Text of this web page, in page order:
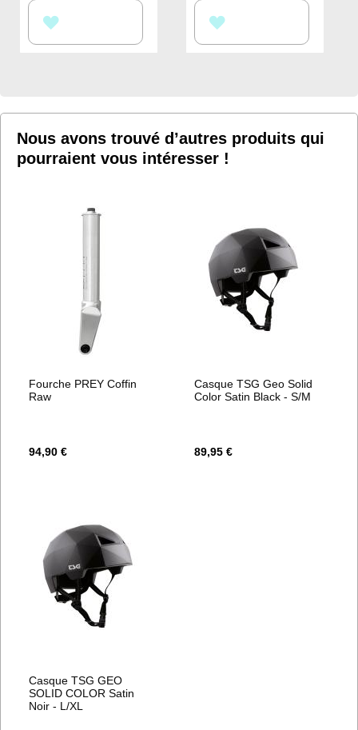
À
D’ENVIE
À
D’ENVIE
Nous avons trouvé d’autres produits qui
pourraient vous intéresser !
Fourche PREY Coffin
Raw
94,90 €
Casque TSG Geo Solid
Color Satin Black - S/M
89,95 €
Casque TSG GEO
SOLID COLOR Satin
Noir - L/XL